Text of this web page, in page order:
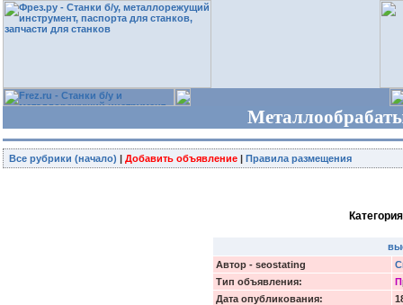
Все рубрики (начало) | Добавить объявление | Правила размещения
Автор - seostating
Тип объявления:
П
Дата опубликования: